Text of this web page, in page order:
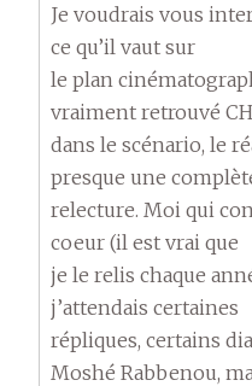
Je voudrais vous
ce qu’il vaut sur
le plan
vraiment retrouvé
dans le scénario, le
presque une
relecture. Moi qui
coeur (il est vrai que
je le relis chaque
j’attendais certaines
répliques, certains
Moshé Rabbenou,